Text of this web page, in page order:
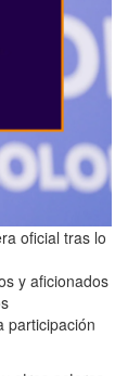
oficial tras lo
y aficionados
participación